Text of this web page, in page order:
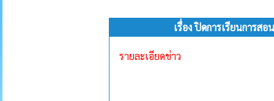
เรื่อง ปิดการเรียนการส
รายละเอียดข่าว